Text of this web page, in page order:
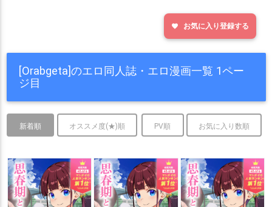
favorite お気に入り登録する
[Orabgeta]のエロ同人誌・エロ漫画一覧 1ペー
ジ目
新着順 オススメ度(★)順 PV順 お気に入り数順